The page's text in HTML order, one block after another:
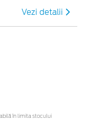
Vezi detalii
în limita stocului